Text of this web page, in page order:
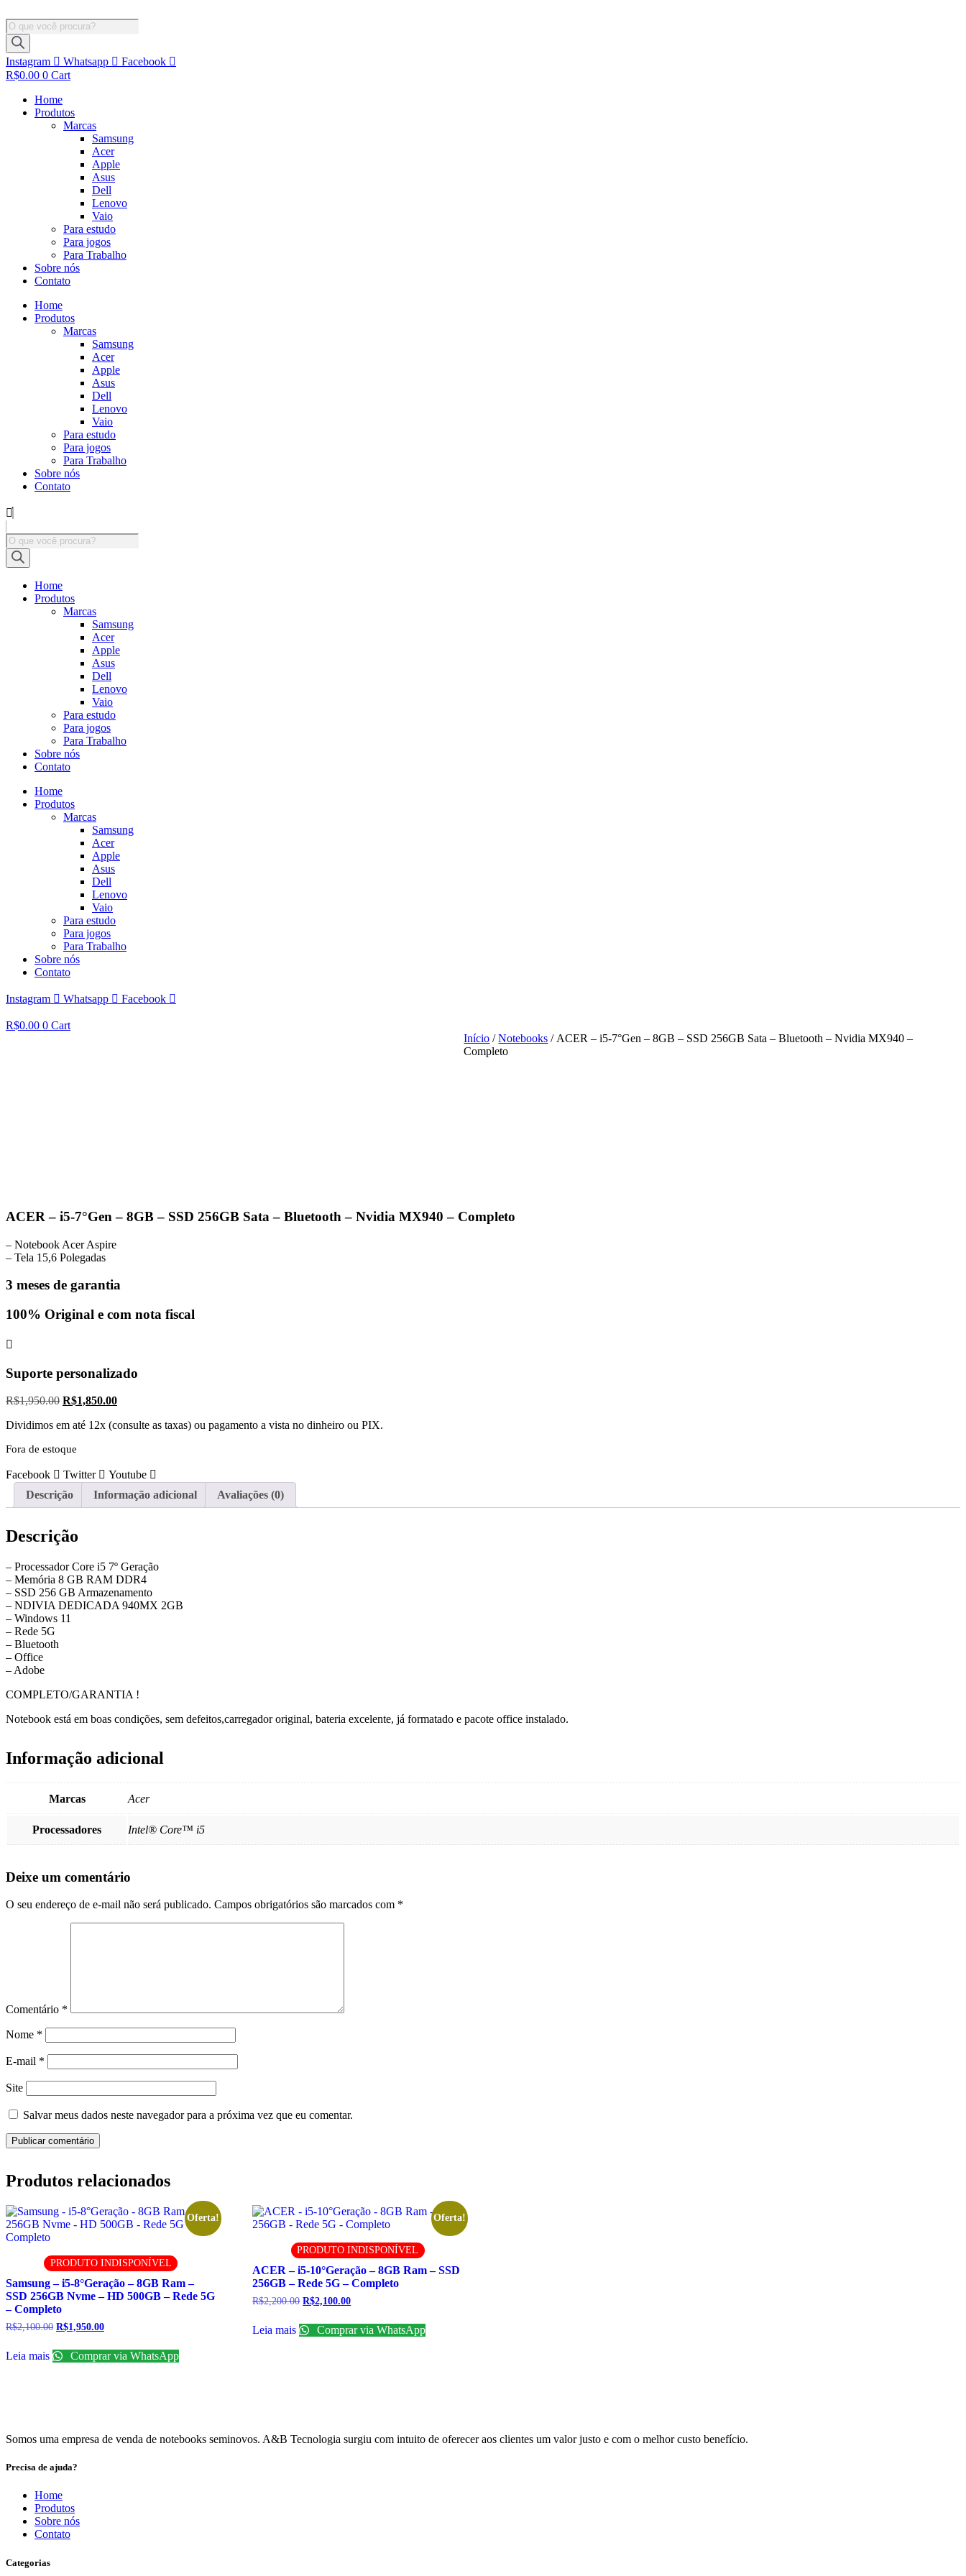
para
o
conteúdo
Pesquisar
produtos
Instagram
Whatsapp
Facebook
R$0.00 0 Cart
Home
Produtos
Marcas
Samsung
Acer
Apple
Asus
Dell
Lenovo
Vaio
Para estudo
Para jogos
Para Trabalho
Sobre nós
Contato
Home
Produtos
Marcas
Samsung
Acer
Apple
Asus
Dell
Lenovo
Vaio
Para estudo
Para jogos
Para Trabalho
Sobre nós
Contato
Pesquisar
produtos
Home
Produtos
Marcas
Samsung
Acer
Apple
Asus
Dell
Lenovo
Vaio
Para estudo
Para jogos
Para Trabalho
Sobre nós
Contato
Home
Produtos
Marcas
Samsung
Acer
Apple
Asus
Dell
Lenovo
Vaio
Para estudo
Para jogos
Para Trabalho
Sobre nós
Contato
Instagram Whatsapp Facebook
R$0.00 0 Cart
Início /Notebooks / ACER – i5-7°Gen – 8GB – SSD 256GB Sata – Bluetooth – Nvidia MX940 –
Completo
ACER – i5-7°Gen – 8GB – SSD 256GB Sata – Bluetooth – Nvidia MX940 – Completo
– Notebook Acer Aspire
– Tela 15,6 Polegadas
3 meses de garantia
100% Original e com nota fiscal
Suporte personalizado
R$1,950.00 O
original
R$1,950.00.
R$1,850.00O
atual
Dividimos em até 12x (consulte as taxas) ou pagamento a vista no dinheiro ou PIX.
Fora de estoque
Facebook Twitter
Youtube
Descrição
Informação adicional Avaliações (0)
Descrição
– Processador Core i5 7º Geração
– Memória 8 GB RAM DDR4
– SSD 256 GB Armazenamento
– ⁠NDIVIA DEDICADA 940MX 2GB
– Windows 11
– Rede 5G
– Bluetooth
– Office
– Adobe
COMPLETO/GARANTIA !
Notebook está em boas condições, sem defeitos,carregador original, bateria excelente, já formatado e pacote office instalado.
Informação adicional
Marcas Acer
Processadores Intel® Core™ i5
Deixe um comentário
O seu endereço de e-mail não será publicado. Campos obrigatórios são marcados com *
Comentário *
Nome *
E-mail *
Site
Salvar meus dados neste navegador para a próxima vez que eu comentar.
Produtos relacionados
Oferta!
PRODUTO INDISPONÍVEL
Samsung – i5-8°Geração – 8GB Ram –
SSD 256GB Nvme – HD 500GB – Rede 5G
– Completo
R$2,100.00 O
original
era:
R$1,950.00O
atual
é:
Leia mais Comprar via WhatsApp
Oferta!
PRODUTO INDISPONÍVEL
ACER – i5-10°Geração – 8GB Ram – SSD
256GB – Rede 5G – Completo
R$2,200.00 O
original
era:
R$2,100.00O
atual
é:
Leia mais Comprar via WhatsApp
Somos uma empresa de venda de notebooks seminovos. A&B Tecnologia surgiu com intuito de oferecer aos clientes um valor justo e com o melhor custo benefício.
Precisa de ajuda?
Home
Produtos
Sobre nós
Contato
Categorias